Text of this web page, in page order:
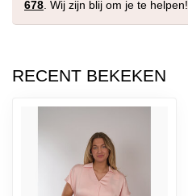
678. Wij zijn blij om je te helpen!
RECENT BEKEKEN